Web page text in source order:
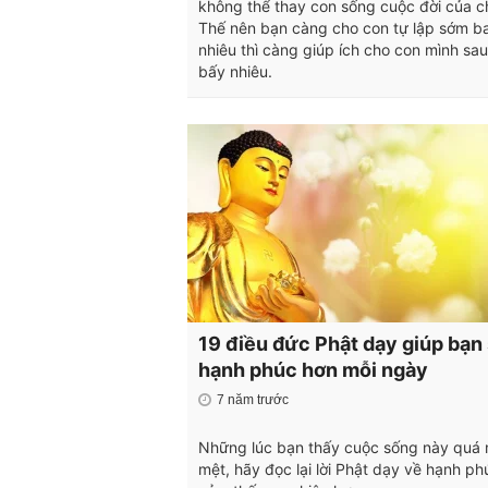
không thể thay con sống cuộc đời của
Thế nên bạn càng cho con tự lập sớm
nhiêu thì càng giúp ích cho con mình
bấy nhiêu.
19 điều đức Phật dạy giúp bạn
hạnh phúc hơn mỗi ngày
7 năm trước
Những lúc bạn thấy cuộc sống này quá
mệt, hãy đọc lại lời Phật dạy về hạnh